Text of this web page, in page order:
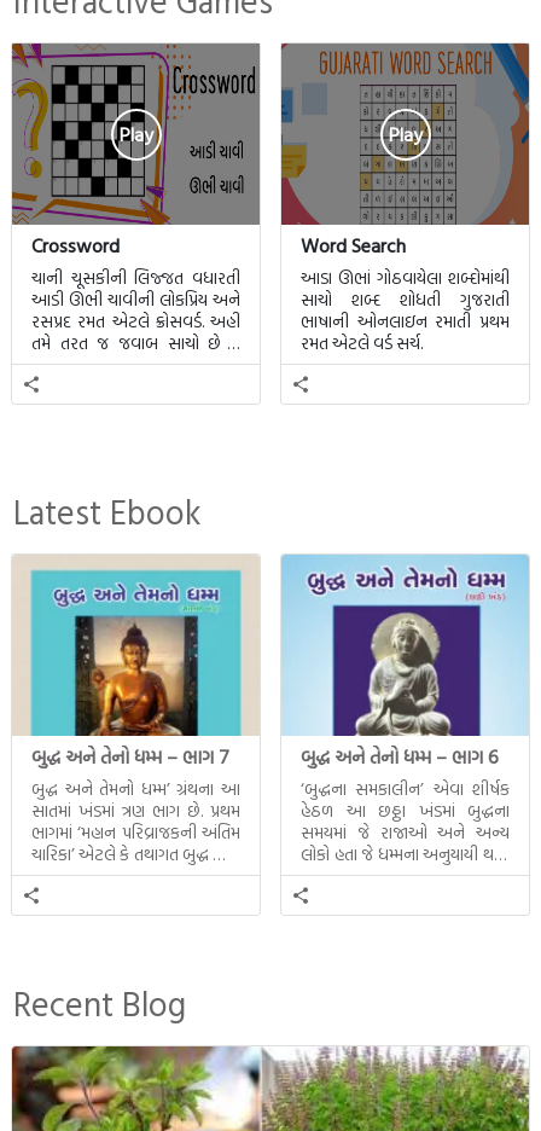
Play
Crossword
ચાની ચૂસકીની લિજ્જત વધારતી
આડી ઊભી ચાવીની લોકપ્રિય અને
રસપ્રદ રમત એટલે ક્રોસવર્ડ. અહીં
તમે તરત જ જવાબ સાચો છે કે
ખોટો તે જાણી શકાશે.
Play
Word Search
આડા ઊભાં ગોઠવાયેલા શબ્દોમાંથી
સાચો શબ્દ શોધતી ગુજરાતી
ભાષાની ઓનલાઇન રમાતી પ્રથમ
રમત એટલે વર્ડ સર્ચ.
Latest Ebook
બુદ્ધ અને તેનો ધમ્મ – ભાગ 7
બુદ્ધ અને તેમનો ધમ્મ’ ગ્રંથના આ
સાતમાં ખંડમાં ત્રણ ભાગ છે. પ્રથમ
ભાગમાં ‘મહાન પરિવ્રાજકની અંતિમ
ચારિકા’ એટલે કે તથાગત બુદ્ધ સાથે
સતત પરિભ્રમણ કરતા સહચારીઓ
સાથે ફરી એકવારની
મુલાકાત, બીજા ભાગમાં તથાગતે
ઉત્તરાધિકારી તરીકે સ્થાપે છે તે
દૃશ્યો અંકિત થયાં છે. ટૂંકમાં બુદ્ધનાં
જીવનના અંતિમ દિવસોની યાત્રાનો
પરિપાક જોવા મળે […]
બુદ્ધ અને તેનો ધમ્મ – ભાગ 6
‘બુદ્ધના સમકાલીન’ એવા શીર્ષક
હેઠળ આ છઠ્ઠા ખંડમાં બુદ્ધના
સમયમાં જે રાજાઓ અને અન્ય
લોકો હતા જે ધમ્મના અનુયાયી થયા.
તેમનો અને બુદ્ધ વચ્ચે થયેલો
સત્સંગ વીશે જાણકારી મળે છે.
Recent Blog